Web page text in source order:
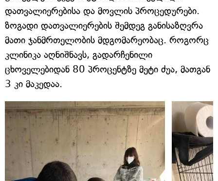
დათვალიერებისა და მოვლის პროცედურები.
ზოგადი დათვალიერების შემდეგ განისაზღვრა
მათი ჯანმრთელობის მდგომარეობაც. როგორც
კლინიკა აღნიშნავს, გადარჩენილი
ცხოველებიდან 80 პროცენტზე მეტი ძუა, მათგან
3 კი მაკედაა.